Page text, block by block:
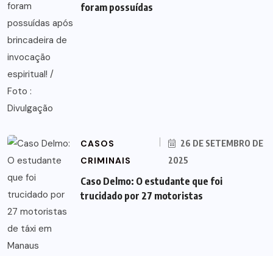
foram possuídas
CASOS
CRIMINAIS
26 DE SETEMBRO DE
2025
Caso Delmo: O estudante que foi
trucidado por 27 motoristas